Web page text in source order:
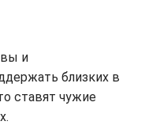
и
близких в
ставят чужие